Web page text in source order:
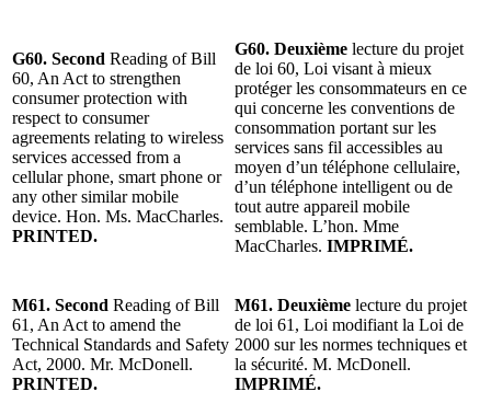
G60. Second Reading of Bill
60, An Act to strengthen
consumer protection with
respect to consumer
agreements relating to wireless
services accessed from a
cellular phone, smart phone or
any other similar mobile
device. Hon. Ms. MacCharles.
PRINTED.
G60. Deuxième lecture du projet
de loi 60, Loi visant à mieux
protéger les consommateurs en ce
qui concerne les conventions de
consommation portant sur les
services sans fil accessibles au
moyen d’un téléphone cellulaire,
d’un téléphone intelligent ou de
tout autre appareil mobile
semblable. L’hon. Mme
MacCharles. IMPRIMÉ.
M61. Second Reading of Bill
61, An Act to amend the
Technical Standards and Safety
Act, 2000. Mr. McDonell.
PRINTED.
M61. Deuxième lecture du projet
de loi 61, Loi modifiant la Loi de
2000 sur les normes techniques et
la sécurité. M. McDonell.
IMPRIMÉ.